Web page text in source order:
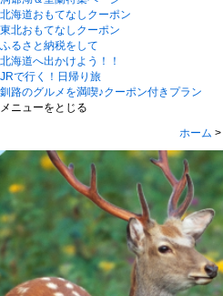
北海道おもてなしクーポン
東北おもてなしクーポン
ふるさと納税をして
北海道へ出かけよう！！
JRで行く！日帰り旅
釧路のグルメを満喫♪クーポン付きプラン
メニューをとじる
ホーム >